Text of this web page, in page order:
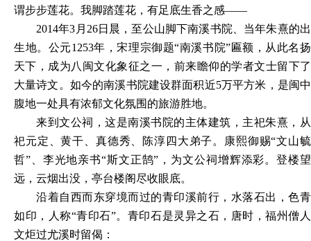
谓步步莲花。我脚踏莲花，有足底生香之感——
2014年3月26日晨，至公山脚下南溪书院、当年朱熹的出
生地。公元1253年，宋理宗御题“南溪书院”匾额，从此名扬
天下，成为八闽文化象征之一，前来瞻仰的学者文士留下了
大量诗文。如今的南溪书院建设群面积近5万平方米，是闽中
腹地一处具有浓郁文化氛围的旅游胜地。
来到文公祠，这是南溪书院的主体建筑，主祀朱熹，从
祀元定、黄干、真德秀、陈淳四大弟子。康熙御赐“文山毓
哲”、李光地亲书“斯文正鹄”，为文公祠增辉添彩。登楼望
远，云烟出没，亭台楼阁尽收眼底。
沿着自西而东穿境而过的青印溪前行，水落石出，色青
如印，人称“青印石”。青印石是灵异之石，唐时，福州僧人
文炬过尤溪时留偈：